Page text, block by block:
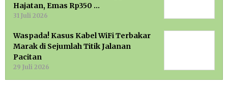
Hajatan, Emas Rp350 …
31 Juli 2026
Waspada! Kasus Kabel WiFi Terbakar
Marak di Sejumlah Titik Jalanan
Pacitan
29 Juli 2026